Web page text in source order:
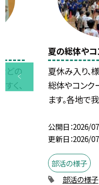
どの
く、
夏の総体や
夏休み入り、
総体やコンク
ます。各地で
公開日 2026/
更新日 2026/
部活の様子
部活の様子